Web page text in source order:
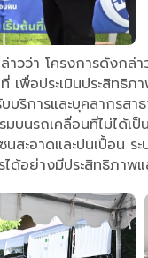
วว่า โครงการดังก
พื่อประเมินประสิทธิ
บริการและบุคลากร
มบนรถเคลื่อนที่ไม่ไ
นสะอาดและปนเปื้อ
ด้อย่างมีประสิทธิภา